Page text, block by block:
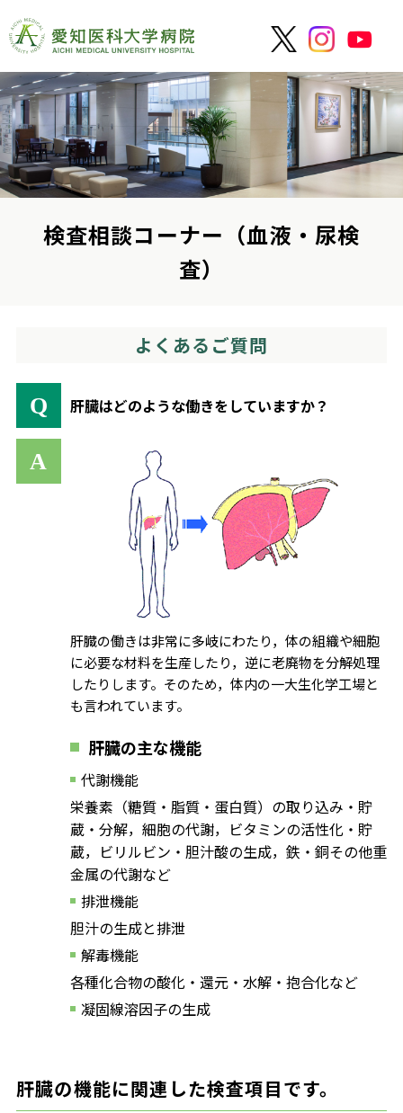
検査相談コーナー（血液・尿検
査）
よくあるご質問
肝臓はどのような働きをしていますか？
肝臓の働きは非常に多岐にわたり，体の組織や細胞
に必要な材料を生産したり，逆に老廃物を分解処理
したりします。そのため，体内の一大生化学工場と
も言われています。
肝臓の主な機能
代謝機能
栄養素（糖質・脂質・蛋白質）の取り込み・貯
蔵・分解，細胞の代謝，ビタミンの活性化・貯
蔵，ビリルビン・胆汁酸の生成，鉄・銅その他重
金属の代謝など
排泄機能
胆汁の生成と排泄
解毒機能
各種化合物の酸化・還元・水解・抱合化など
凝固線溶因子の生成
肝臓の機能に関連した検査項目です。